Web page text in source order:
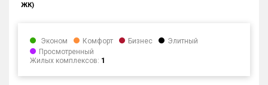
ЖК)
Эконом Комфорт Бизнес
Элитный
Просмотренный
Жилых комплексов: 1